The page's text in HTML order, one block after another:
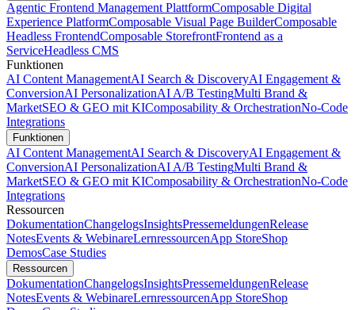
Agentic Frontend Management PlattformComposable Digital
Experience PlatformComposable Visual Page BuilderComposable
Headless FrontendComposable StorefrontFrontend as a
ServiceHeadless CMS
Funktionen
AI Content ManagementAI Search & DiscoveryAI Engagement &
ConversionAI PersonalizationAI A/B TestingMulti Brand &
MarketSEO & GEO mit KIComposability & OrchestrationNo-Code
Integrations
Funktionen
AI Content ManagementAI Search & DiscoveryAI Engagement &
ConversionAI PersonalizationAI A/B TestingMulti Brand &
MarketSEO & GEO mit KIComposability & OrchestrationNo-Code
Integrations
Ressourcen
DokumentationChangelogsInsightsPressemeldungenRelease
NotesEvents & WebinareLernressourcenApp StoreShop
DemosCase Studies
Ressourcen
DokumentationChangelogsInsightsPressemeldungenRelease
NotesEvents & WebinareLernressourcenApp StoreShop